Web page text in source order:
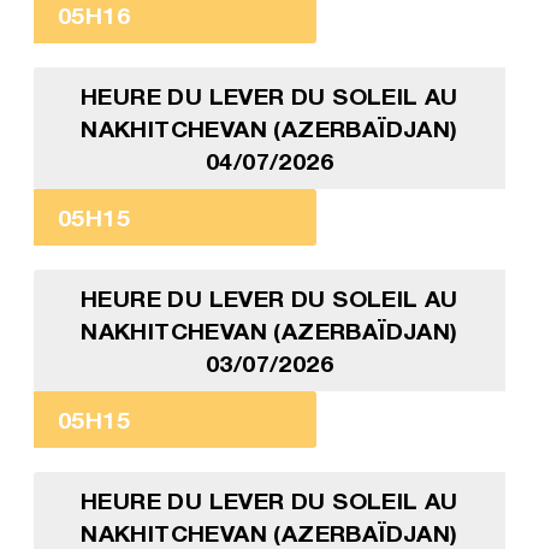
05H16
HEURE DU LEVER DU SOLEIL AU
NAKHITCHEVAN (AZERBAÏDJAN)
04/07/2026
05H15
HEURE DU LEVER DU SOLEIL AU
NAKHITCHEVAN (AZERBAÏDJAN)
03/07/2026
05H15
HEURE DU LEVER DU SOLEIL AU
NAKHITCHEVAN (AZERBAÏDJAN)